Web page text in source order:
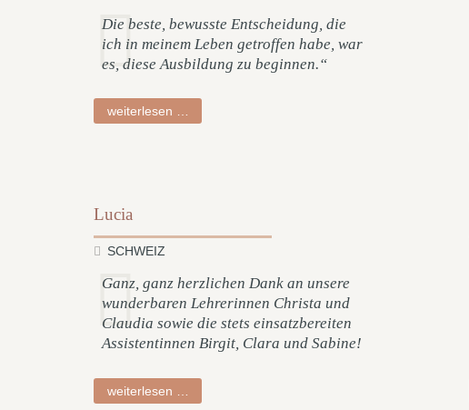
Die beste, bewusste Entscheidung, die
ich in meinem Leben getroffen habe, war
es, diese Ausbildung zu beginnen.“
weiterlesen …
Lucia
SCHWEIZ
Ganz, ganz herzlichen Dank an unsere
wunderbaren Lehrerinnen Christa und
Claudia sowie die stets einsatzbereiten
Assistentinnen Birgit, Clara und Sabine!
weiterlesen …